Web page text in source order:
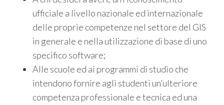
ufficiale a livello nazionale ed internazionale
delle proprie competenze nel settore del GIS
in generale e nella utilizzazione di base di uno
specifico software;
Alle scuole ed ai programmi di studio che
intendono fornire agli studenti un’ulteriore
competenza professionale e tecnica ed una